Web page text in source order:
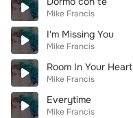
Mike Francis
I'm Missing You
Mike Francis
Room In Your Heart
Mike Francis
Everytime
Mike Francis